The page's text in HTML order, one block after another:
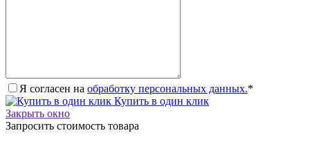
Я согласен на обработку персональных данных.*
Купить в один клик
Закрыть окно
Запросить стоимость товара